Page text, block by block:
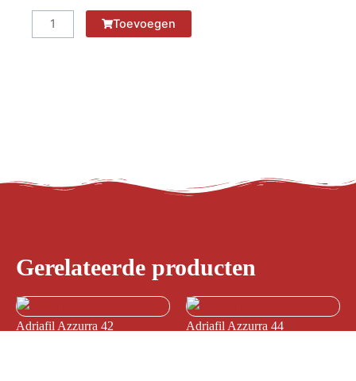
Adriafil
Azzurra
Toevoegen
Gerelateerde producten
Adriafil Azzurra 42 Adriafil Azzurra 44